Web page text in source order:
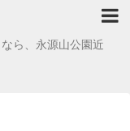
ら、永源山公園近